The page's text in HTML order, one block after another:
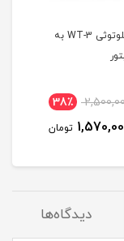
هندزفری بلوتوثی WT-3 به
38٪
تومان
دیدگاه‌ها